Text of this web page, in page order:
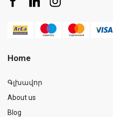
Home
Գլխավոր
About us
Blog